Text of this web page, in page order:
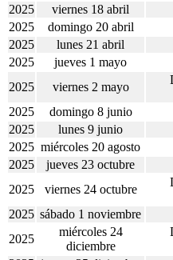
2025
viernes 18 abril
2025
domingo 20 abril
2025
lunes 21 abril
2025
jueves 1 mayo
2025
viernes 2 mayo
2025
domingo 8 junio
2025
lunes 9 junio
2025 miércoles 20 agosto
2025
jueves 23 octubre
2025
viernes 24 octubre
2025 sábado 1 noviembre
2025
miércoles 24
diciembre